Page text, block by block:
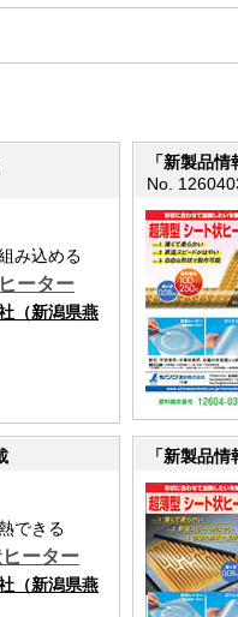
み込める
ーター
（新潟県燕
「新製品
No.
できる
ーター
（新潟県燕
「新製品